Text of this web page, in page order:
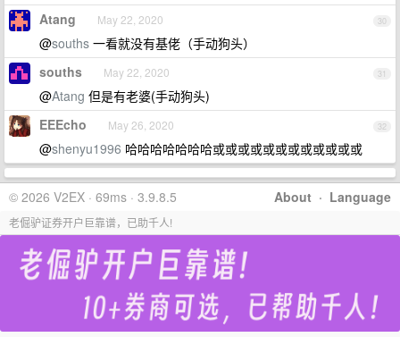
30
Atang May 22, 2020
@souths 一看就没有基佬（手动狗头）
31
souths May 22, 2020
@Atang 但是有老婆(手动狗头)
32
EEEcho May 26, 2020
@shenyu1996 哈哈哈哈哈哈哈或或或或或或或或或或或或
About · Language
© 2026 V2EX · 69ms · 3.9.8.5
老倔驴证券开户巨靠谱，已助千人!